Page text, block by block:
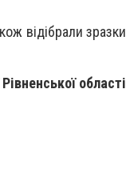
відібрали зразки
області